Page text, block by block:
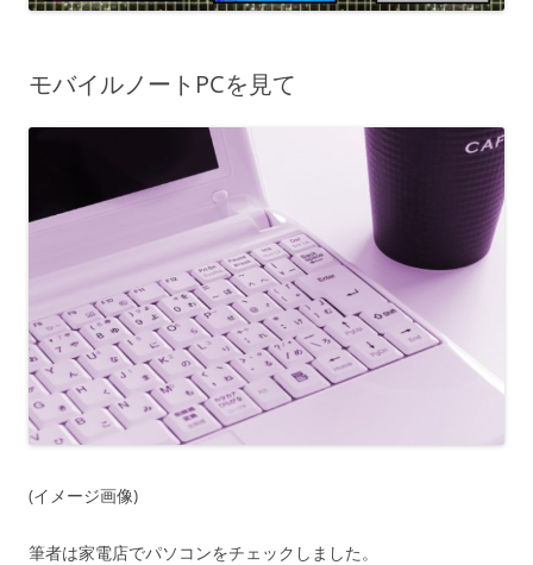
モバイルノートPCを見て
(イメージ画像)
筆者は家電店でパソコンをチェックしました。